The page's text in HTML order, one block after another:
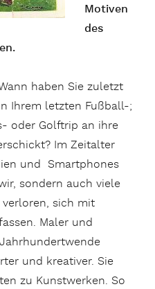
Motiven
des
haben Sie zuletzt
Ihrem letzten Fußball-;
oder Golftrip an ihre
Im Zeitalter
und Smartphones
sondern auch viele
sich mit
Maler und
und kreativer. Sie
zu Kunstwerken. So